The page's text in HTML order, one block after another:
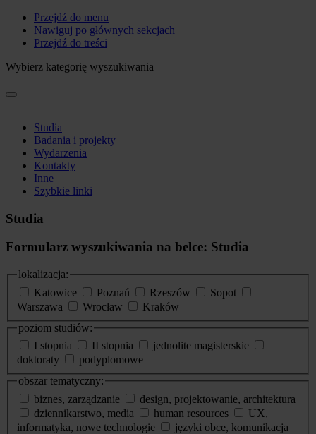
Przejdź do menu
Nawiguj po głównych sekcjach
Przejdź do treści
Wybierz kategorię wyszukiwania
Studia
Badania i projekty
Wydarzenia
Kontakty
Inne
Szybkie linki
Studia
Formularz wyszukiwania na belce: Studia
lokalizacja:
Katowice
Poznań Rzeszów
Sopot
Warszawa
Wrocław
Kraków
poziom studiów:
I stopnia
II stopnia
jednolite magisterskie
doktoraty
podyplomowe
obszar tematyczny:
biznes, zarządzanie
design, projektowanie, architektura
dziennikarstwo, media
human resources
UX,
informatyka, nowe technologie
języki obce, komunikacja